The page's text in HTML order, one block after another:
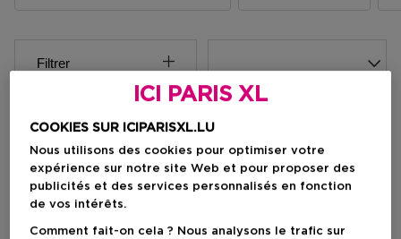
Filtrer
ICI PARIS XL
COOKIES SUR ICIPARISXL.LU
Nous utilisons des cookies pour optimiser votre
expérience sur notre site Web et pour proposer des
publicités et des services personnalisés en fonction
de vos intérêts.
Comment fait-on cela ? Nous analysons le trafic sur